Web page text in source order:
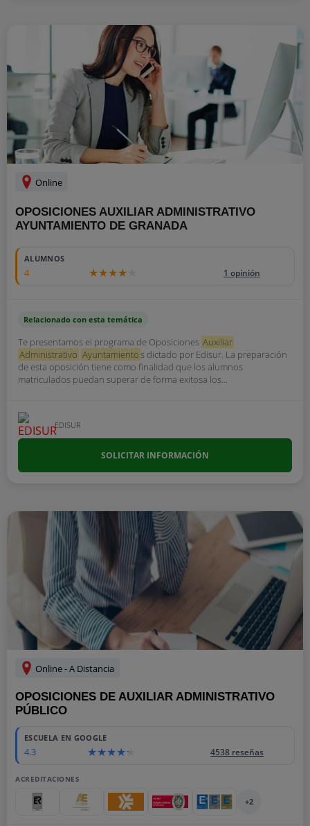
Online
OPOSICIONES AUXILIAR ADMINISTRATIVO
AYUNTAMIENTO DE GRANADA
ALUMNOS
4 1 opinión
Relacionado con esta temática
Te presentamos el programa de Oposiciones Auxiliar
Administrativo Ayuntamientos dictado por Edisur. La preparación
de esta oposición tiene como finalidad que los alumnos
matriculados puedan superar de forma exitosa los...
EDISUR
SOLICITAR INFORMACIÓN
Online - A Distancia
OPOSICIONES DE AUXILIAR ADMINISTRATIVO
PÚBLICO
ESCUELA EN GOOGLE
4.3 4538 reseñas
ACREDITACIONES
+2